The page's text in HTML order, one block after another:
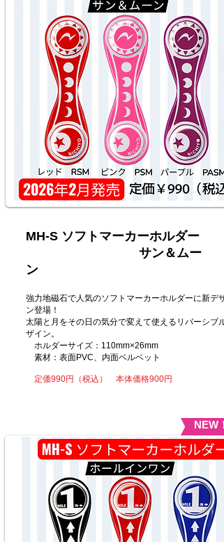
MH-S ソフトマーカーホルダー
サン＆ムー
ン
強力地磁石で人気のソフトマーカーホルダーに新デ
ン登場！
太陽と月をその日の気分で変えて使えるリバーシブ
ザイン。
ホルダーサイズ：110mm×26mm
素材：表面PVC、内面ベルベット
定価990円（税込） 本体価格900円
NEW！